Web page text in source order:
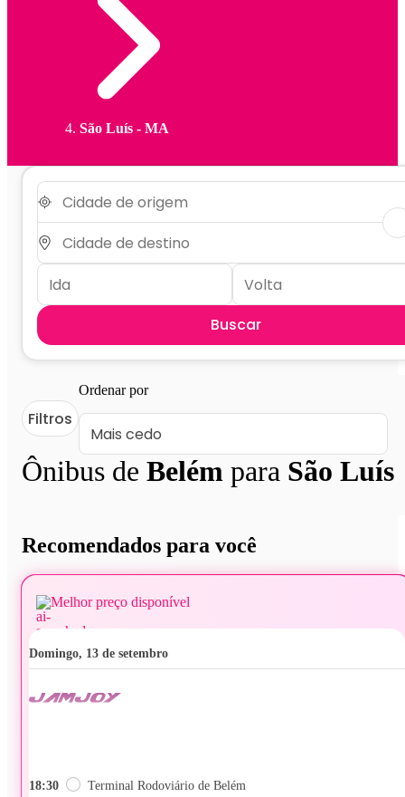
São Luís - MA
Buscar
Ônibus de Belém para São Luís
Filtros
Ordenar por
Recomendados para você
Melhor preço disponível
domingo, 13 de setembro
18:30 Terminal Rodoviário de Belém